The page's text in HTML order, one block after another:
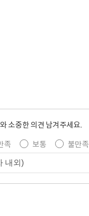
소중한 의견 남겨주세요.
족 보통 불만족